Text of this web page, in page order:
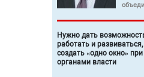
Нужно дать
работать и
создать «одно окно»
органами власти